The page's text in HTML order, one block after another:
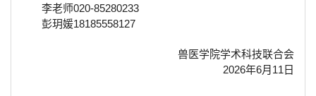
李老师020-85280233
彭玥媛18185558127
兽医学院学术科技联合会
2026年6月 11 日